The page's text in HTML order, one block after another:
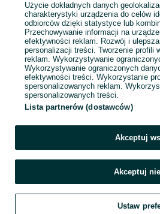
Użycie dokładnych danych
charakterystyki urządzenia do celów
odbiorców dzięki statystyce lub
Przechowywanie informacji na
efektywności reklam. Rozwój i
personalizacji treści. Tworzenie profili
reklam. Wykorzystywanie
Wykorzystywanie ograniczonych
efektywności treści. Wykorzystanie
spersonalizowanych reklam.
spersonalizowanych treści.
Lista partnerów (dostawców)
Akceptuj
Akceptuj
Ustaw